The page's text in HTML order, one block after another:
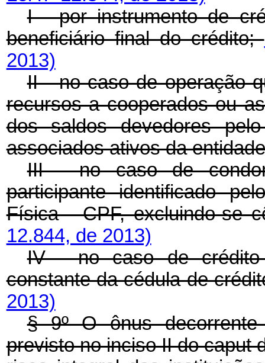
I - por instrumento de
beneficiário final do crédito;
2013)
II - no caso de operação
recursos a cooperados ou
dos saldos devedores
associados ativos da
III - no caso de
participante identificado
Física - CPF, excluindo-se
12.844, de 2013)
IV - no caso de crédito
constante da cédula de
2013)
§ 9º O ônus
previsto no inciso II docaput